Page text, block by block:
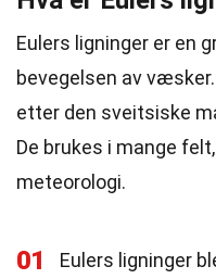
Eulers ligninger er en
bevegelsen av
etter den sveitsiske
De brukes i mange
meteorologi.
01
Eulers ligninger